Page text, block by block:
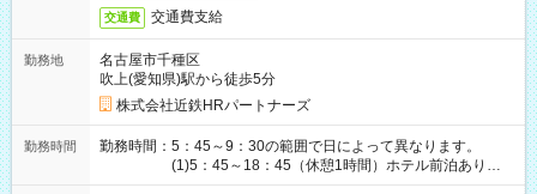
交通費 交通費支給
勤務地
名古屋市千種区
吹上(愛知県)駅から徒歩5分
株式会社近鉄HRパートナーズ
勤務時間
勤務時間：5：45～9：30の範囲で日によって異なります。
(1)5：45～18：45（休憩1時間）ホテル前泊あり！
(2)6：00～19：00（休憩1時間）ホテル前泊あり！